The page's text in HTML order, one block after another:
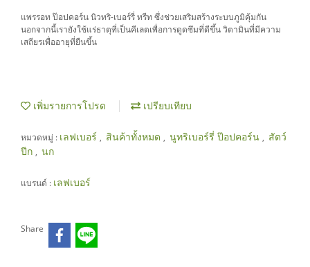
แพรรอท ป๊อปคอร์น นิวทริ-เบอร์รี่ ทรีท ซึ่งช่วยเสริมสร้างระบบภูมิคุ้มกัน
นอกจากนี้เรายังใช้แร่ธาตุที่เป็นคีเลตเพื่อการดูดซึมที่ดีขึ้น วิตามินที่มีความ
เสถียรเพื่ออายุที่ยืนขึ้น
เพิ่มรายการโปรด เปรียบเทียบ
หมวดหมู่ : เลฟเบอร์ , สินค้าทั้งหมด , นูทริเบอร์รี่ ป๊อปคอร์น , สัตว์
ปีก , นก
แบรนด์ : เลฟเบอร์
Share